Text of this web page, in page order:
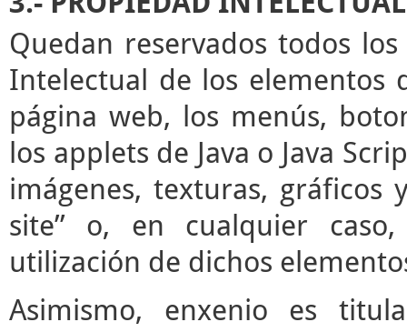
Quedan reservados todos
Intelectual de los elementos
página web, los menús,
los applets de Java o Java
imágenes, texturas,
site” o, en cualquier
utilización de dichos
Asimismo, enxenio es